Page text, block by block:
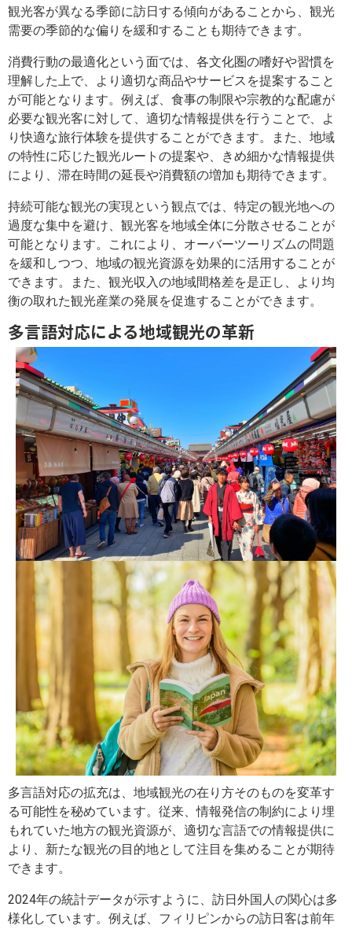
観光客が異なる季節に訪日する傾向があることから、観光
需要の季節的な偏りを緩和することも期待できます。
消費行動の最適化という面では、各文化圏の嗜好や習慣を
理解した上で、より適切な商品やサービスを提案すること
が可能となります。例えば、食事の制限や宗教的な配慮が
必要な観光客に対して、適切な情報提供を行うことで、よ
り快適な旅行体験を提供することができます。また、地域
の特性に応じた観光ルートの提案や、きめ細かな情報提供
により、滞在時間の延長や消費額の増加も期待できます。
持続可能な観光の実現という観点では、特定の観光地への
過度な集中を避け、観光客を地域全体に分散させることが
可能となります。これにより、オーバーツーリズムの問題
を緩和しつつ、地域の観光資源を効果的に活用することが
できます。また、観光収入の地域間格差を是正し、より均
衡の取れた観光産業の発展を促進することができます。
多言語対応による地域観光の革新
多言語対応の拡充は、地域観光の在り方そのものを変革す
る可能性を秘めています。従来、情報発信の制約により埋
もれていた地方の観光資源が、適切な言語での情報提供に
より、新たな観光の目的地として注目を集めることが期待
できます。
2024年の統計データが示すように、訪日外国人の関心は多
様化しています。例えば、フィリピンからの訪日客は前年